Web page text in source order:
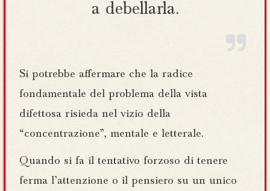
a debellarla.
Si potrebbe affermare che la radice
fondamentale del problema della vista
difettosa risieda nel vizio della
“concentrazione”, mentale e letterale.
Quando si fa il tentativo forzoso di tenere
ferma l’attenzione o il pensiero su un unico